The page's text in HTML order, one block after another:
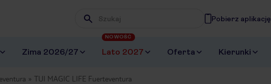
Wpisz frazę, której szukasz
Pobierz aplikację
Zima 2026/27 Lato 2027
NOWOŚĆ
Oferta Kierunki
TUI MAGIC LIFE Fuerteventura